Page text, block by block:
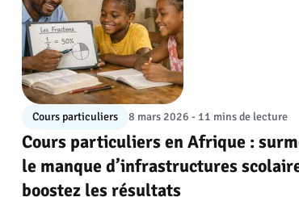
Cours particuliers 8 mars 2026 - 11 mins de lecture
Cours particuliers en Afrique :
le manque d’infrastructures
boostez les résultats